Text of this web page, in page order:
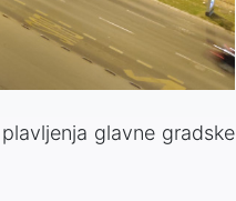
glavne gradske